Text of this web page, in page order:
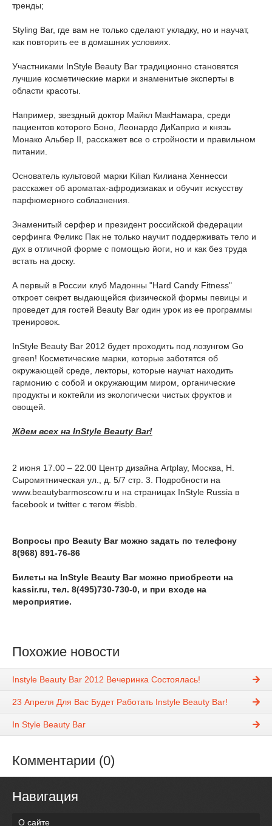
тренды;
Styling Bar, где вам не только сделают укладку, но и научат,
как повторить ее в домашних условиях.
Участниками InStyle Beauty Bar традиционно становятся
лучшие косметические марки и знаменитые эксперты в
области красоты.
Например, звездный доктор Майкл МакНамара, среди
пациентов которого Боно, Леонардо ДиКаприо и князь
Монако Альбер II, расскажет все о стройности и правильном
питании.
Основатель культовой марки Kilian Килиана Хеннесси
расскажет об ароматах-афродизиаках и обучит искусству
парфюмерного соблазнения.
Знаменитый серфер и президент российской федерации
серфинга Феликс Пак не только научит поддерживать тело и
дух в отличной форме с помощью йоги, но и как без труда
встать на доску.
А первый в России клуб Мадонны "Hard Candy Fitness"
откроет секрет выдающейся физической формы певицы и
проведет для гостей Beauty Bar один урок из ее программы
тренировок.
InStyle Beauty Bar 2012 будет проходить под лозунгом Go
green! Косметические марки, которые заботятся об
окружающей среде, лекторы, которые научат находить
гармонию с собой и окружающим миром, органические
продукты и коктейли из экологически чистых фруктов и
овощей.
Ждем всех на InStyle Beauty Bar!
2 июня 17.00 – 22.00 Центр дизайна Artplay, Москва, Н.
Сыромятническая ул., д. 5/7 стр. 3. Подробности на
www.beautybarmoscow.ru и на страницах InStyle Russia в
facebook и twitter c тегом #isbb.
Вопросы про Beauty Bar можно задать по телефону
8(968) 891-76-86
Билеты на InStyle Beauty Bar можно приобрести на
kassir.ru, тел. 8(495)730-730-0, и при входе на
мероприятие.
Похожие новости
Instyle Beauty Bar 2012 Вечеринка Состоялась!
23 Апреля Для Вас Будет Работать Instyle Beauty Bar!
In Style Beauty Bar
Комментарии (0)
Навигация
О сайте